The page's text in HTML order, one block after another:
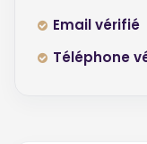
Email vérifié
Téléphone